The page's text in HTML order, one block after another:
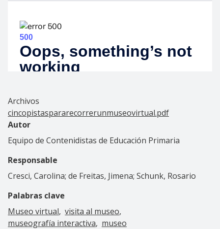
Archivos
cincopistaspararecorrerunmuseovirtual.pdf
Autor
Equipo de Contenidistas de Educación Primaria
Responsable
Cresci, Carolina; de Freitas, Jimena; Schunk, Rosario
Palabras clave
Museo virtual visita al museo
museografía interactiva
museo